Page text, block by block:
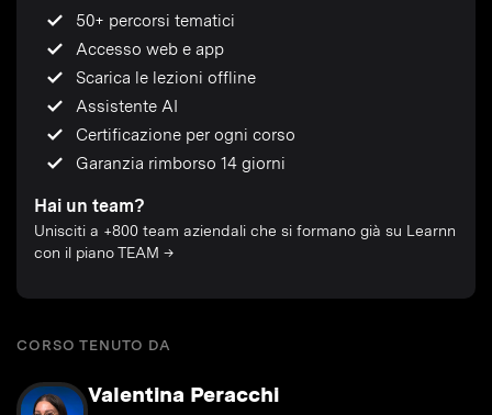
50+ percorsi tematici
Accesso web e app
Scarica le lezioni offline
Assistente AI
Certificazione per ogni corso
Garanzia rimborso 14 giorni
Hai un team?
Unisciti a +800 team aziendali che si formano già su Learnn
con il piano TEAM →
CORSO TENUTO DA
Valentina Peracchi